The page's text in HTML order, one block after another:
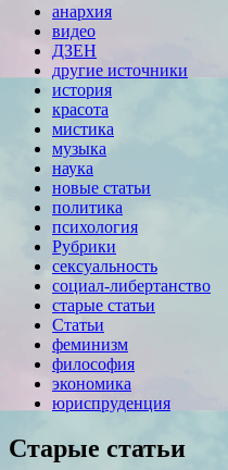
анархия
видео
ДЗЕН
другие источники
история
красота
мистика
музыка
наука
новые статьи
политика
психология
Рубрики
сексуальность
социал-либертанство
старые статьи
Статьи
феминизм
философия
экономика
юриспруденция
Старые статьи